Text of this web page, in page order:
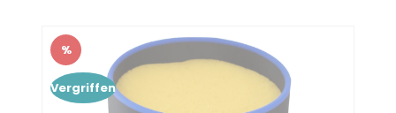
Rabatt
%
Vergriffen